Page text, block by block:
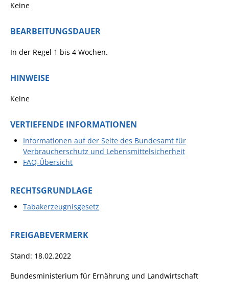
Gemmrigheim
Angebote für Senioren
MEIN GEMMRIGHEIM
Keine
BEARBEITUNGSDAUER
In der Regel 1 bis 4 Wochen.
HINWEISE
Keine
VERTIEFENDE INFORMATIONEN
Informationen auf der Seite des Bundesamt für
Verbraucherschutz und Lebensmittelsicherheit
FAQ-Übersicht
RECHTSGRUNDLAGE
Tabakerzeugnisgesetz
FREIGABEVERMERK
Stand: 18.02.2022
Bundesministerium für Ernährung und Landwirtschaft